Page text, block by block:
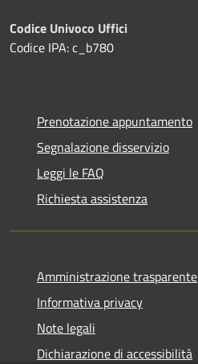
Codice Univoco Uffici
Codice IPA: c_b780
Prenotazione appuntamento
Segnalazione disservizio
Leggi le FAQ
Richiesta assistenza
Amministrazione trasparente
Informativa privacy
Note legali
Dichiarazione di accessibilità